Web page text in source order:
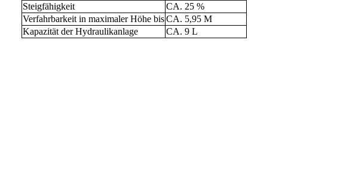
Steigfähigkeit
CA. 25 %
Verfahrbarkeit in maximaler Höhe bis CA. 5,95 M
Kapazität der Hydraulikanlage
CA. 9 L